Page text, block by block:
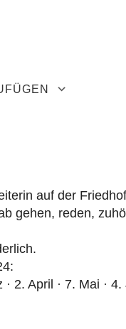
auf der
gehen, reden,
2. April · 7. Mai · 4.